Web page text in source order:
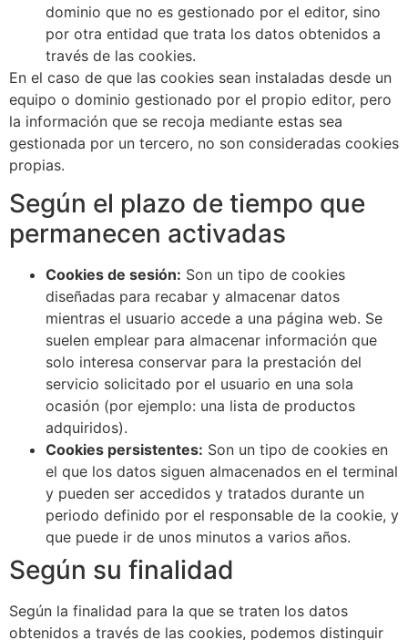
dominio que no es gestionado por el editor, sino
por otra entidad que trata los datos obtenidos a
través de las cookies.
En el caso de que las cookies sean instaladas desde un
equipo o dominio gestionado por el propio editor, pero
la información que se recoja mediante estas sea
gestionada por un tercero, no son consideradas cookies
propias.
Según el plazo de tiempo que
permanecen activadas
Cookies de sesión: Son un tipo de cookies
diseñadas para recabar y almacenar datos
mientras el usuario accede a una página web. Se
suelen emplear para almacenar información que
solo interesa conservar para la prestación del
servicio solicitado por el usuario en una sola
ocasión (por ejemplo: una lista de productos
adquiridos).
Cookies persistentes: Son un tipo de cookies en
el que los datos siguen almacenados en el terminal
y pueden ser accedidos y tratados durante un
periodo definido por el responsable de la cookie, y
que puede ir de unos minutos a varios años.
Según su finalidad
Según la finalidad para la que se traten los datos
obtenidos a través de las cookies, podemos distinguir